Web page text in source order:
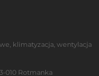
klimatyzacja, wentylacja
010 Rotmanka